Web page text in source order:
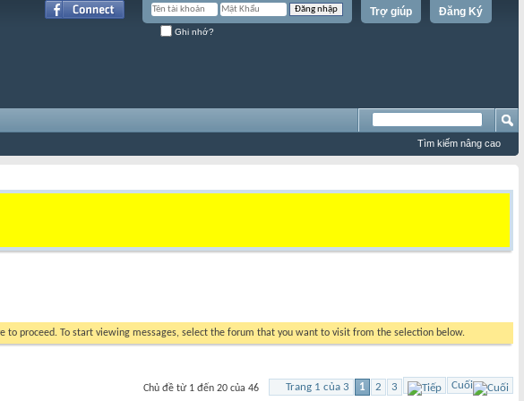
Đăng Ký
Trợ giúp
Ghi nhớ?
Tìm kiếm nâng cao
to proceed. To start viewing messages, select the forum that you want to visit from the selection below.
Trang 1 của 3 1 2 3 Cuối
Chủ đề từ 1 đến 20 của 46